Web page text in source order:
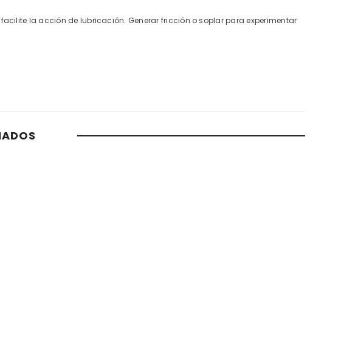
la acción de lubricación. Generar fricción o soplar para experimentar